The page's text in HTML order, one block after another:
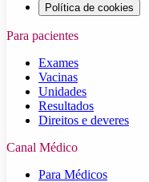
Política de cookies
Para pacientes
Exames
Vacinas
Unidades
Resultados
Direitos e deveres
Canal Médico
Para Médicos